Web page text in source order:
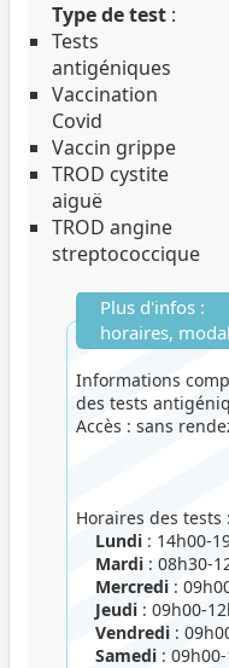
Type de test :
Tests
antigéniques
Vaccination
Covid
Vaccin grippe
TROD cystite
aiguë
TROD angine
streptococcique
Plus d'infos :
horaires,
Informations
des tests
Accès : sans
Horaires des tests :
Lundi : 14h00-
Mardi : 08h30-
Mercredi :
Jeudi : 09h00-
Vendredi :
Samedi :